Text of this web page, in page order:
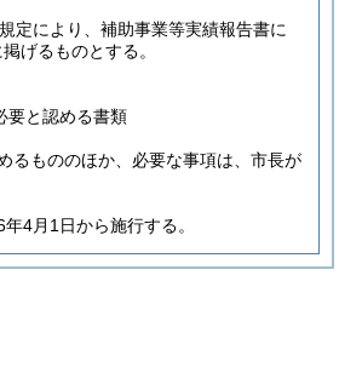
定により、補助事業等実績報告書に
げるものとする。
要と認める書類
るもののほか、必要な事項は、市長が
4月1日から施行する。